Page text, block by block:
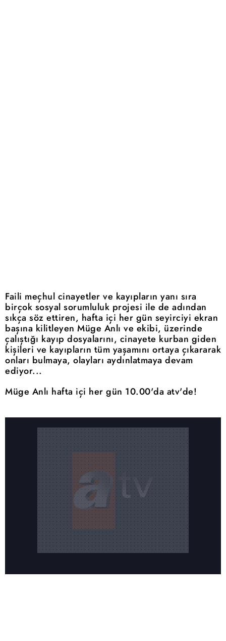
Faili meçhul cinayetler ve kayıpların yanı sıra
birçok sosyal sorumluluk projesi ile de adından
sıkça söz ettiren, hafta içi her gün seyirciyi ekran
başına kilitleyen Müge Anlı ve ekibi, üzerinde
çalıştığı kayıp dosyalarını, cinayete kurban giden
kişileri ve kayıpların tüm yaşamını ortaya çıkararak
onları bulmaya, olayları aydınlatmaya devam
ediyor...
Müge Anlı hafta içi her gün 10.00'da atv'de!